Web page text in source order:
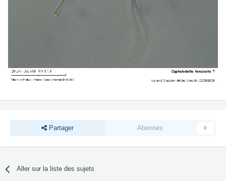
Partager Abonnés 0
Aller sur la liste des sujets